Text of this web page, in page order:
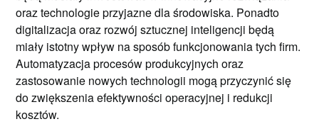
oraz technologie przyjazne dla środowiska. Ponadto
digitalizacja oraz rozwój sztucznej inteligencji będą
miały istotny wpływ na sposób funkcjonowania tych firm.
Automatyzacja procesów produkcyjnych oraz
zastosowanie nowych technologii mogą przyczynić się
do zwiększenia efektywności operacyjnej i redukcji
kosztów.